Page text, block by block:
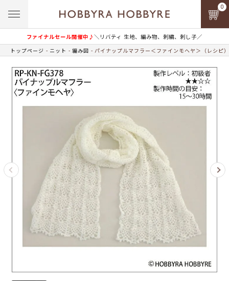
ファイナルセール開催中♪＼リバティ 生地、編み物、刺繍、刺し子／
0
トップページ ニット 編み図 パイナップルマフラー＜ファインモヘヤ＞（レシピ）